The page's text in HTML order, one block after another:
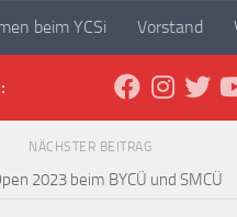
springen
beim YCSi Vorstand
NÄCHSTER BEITRAG
2023 beim BYCÜ und SMCÜ